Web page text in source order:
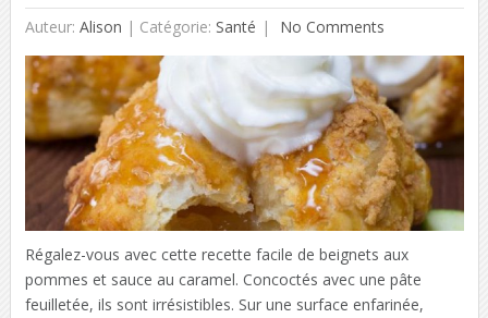
Auteur: Alison | Catégorie: Santé No Comments
Régalez-vous avec cette recette facile de beignets aux
pommes et sauce au caramel. Concoctés avec une pâte
feuilletée, ils sont irrésistibles. Sur une surface enfarinée,